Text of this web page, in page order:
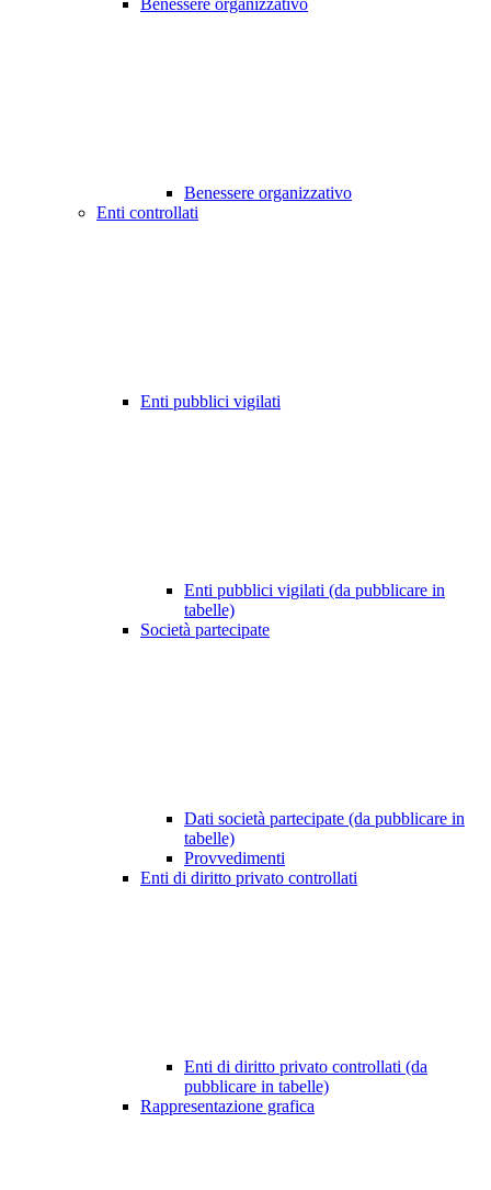
Benessere organizzativo
Benessere organizzativo
Enti controllati
Enti pubblici vigilati
Enti pubblici vigilati (da pubblicare in
tabelle)
Società partecipate
Dati società partecipate (da pubblicare in
tabelle)
Provvedimenti
Enti di diritto privato controllati
Enti di diritto privato controllati (da
pubblicare in tabelle)
Rappresentazione grafica